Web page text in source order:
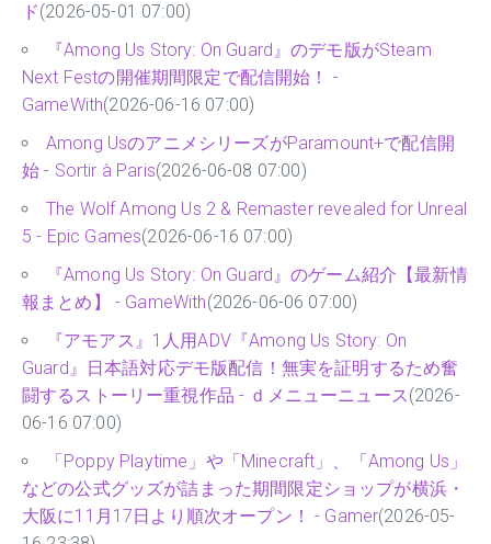
ド(2026-05-01 07:00)
『Among Us Story: On Guard』のデモ版がSteam
Next Festの開催期間限定で配信開始！ -
GameWith(2026-06-16 07:00)
Among UsのアニメシリーズがParamount+で配信開
始 - Sortir à Paris(2026-06-08 07:00)
The Wolf Among Us 2 & Remaster revealed for Unreal
5 - Epic Games(2026-06-16 07:00)
『Among Us Story: On Guard』のゲーム紹介【最新情
報まとめ】 - GameWith(2026-06-06 07:00)
『アモアス』1人用ADV『Among Us Story: On
Guard』日本語対応デモ版配信！無実を証明するため奮
闘するストーリー重視作品 - ｄメニューニュース(2026-
06-16 07:00)
「Poppy Playtime」や「Minecraft」、「Among Us」
などの公式グッズが詰まった期間限定ショップが横浜・
大阪に11月17日より順次オープン！ - Gamer(2026-05-